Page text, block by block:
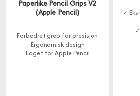
Paperlike Pencil Grips V2
(Apple Pencil)
Forbedret grep for presisjon
Ergonomisk design
Laget for Apple Pencil
✓